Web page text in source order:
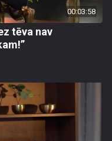
00:03:58
tēva nav